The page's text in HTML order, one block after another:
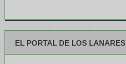
EL PORTAL DE LOS LANARES